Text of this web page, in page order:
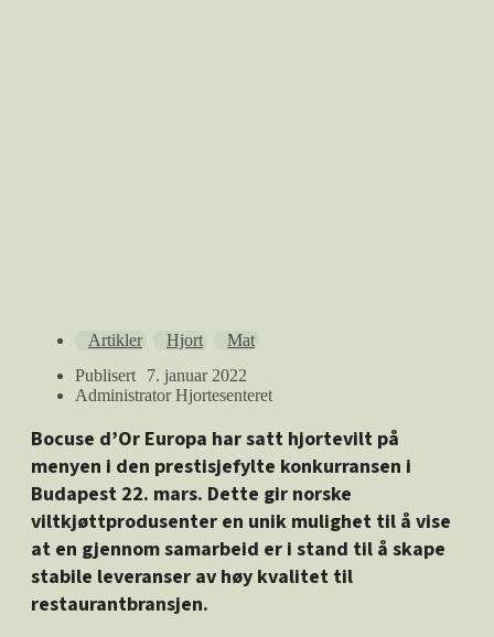
Artikler Hjort
Mat
Publisert
7. januar 2022
Administrator Hjortesenteret
Bocuse d’Or Europa har satt hjortevilt på
menyen i den prestisjefylte konkurransen i
Budapest 22. mars. Dette gir norske
viltkjøttprodusenter en unik mulighet til å vise
at en gjennom samarbeid er i stand til å skape
stabile leveranser av høy kvalitet til
restaurantbransjen.